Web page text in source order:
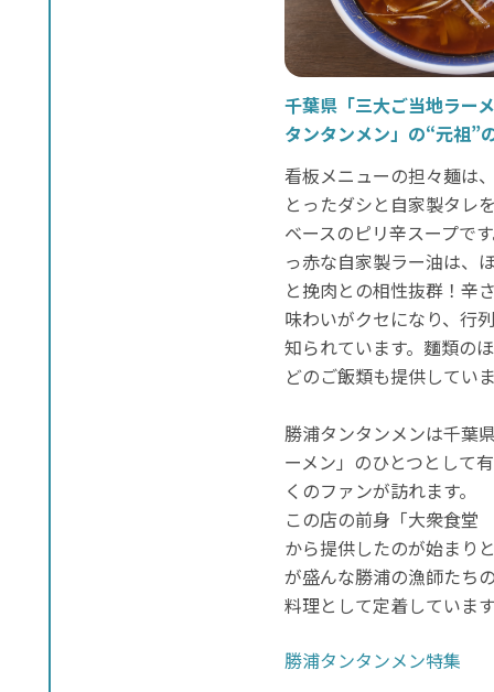
千葉県「三大ご当地ラー
タンタンメン」の“元祖”
看板メニューの担々麺は
とったダシと自家製タレ
ベースのピリ辛スープで
っ赤な自家製ラー油は、
と挽肉との相性抜群！辛
味わいがクセになり、行
知られています。麵類の
どのご飯類も提供してい
勝浦タンタンメンは千葉
ーメン」のひとつとして
くのファンが訪れます。
この店の前身「大衆食
から提供したのが始まり
が盛んな勝浦の漁師たち
料理として定着していま
勝浦タンタンメン特集